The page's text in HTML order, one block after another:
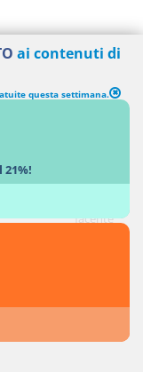
facente
ai contenuti di
questa settimana.